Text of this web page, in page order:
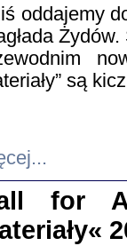
oddajemy
są
for